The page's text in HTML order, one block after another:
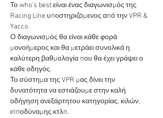
Το who’s best είναι ένας διαγωνισμός της
Racing Line υποστηριζόμενος από την VPR &
Yacco.
Ο διαγωνισμός θα είναι κάθε φορά
μονοήμερος και θα μετράει συνολικά η
καλύτερη βαθμολογία που θα έχει γράψει ο
κάθε οδηγός.
Το σύστημα της VPR μας δίνει την
δυνατότητα να εστιάζουμε στην καλή
οδήγηση ανεξάρτητου κατηγορίας, κιλών,
ιπποδύναμης κτλπ.